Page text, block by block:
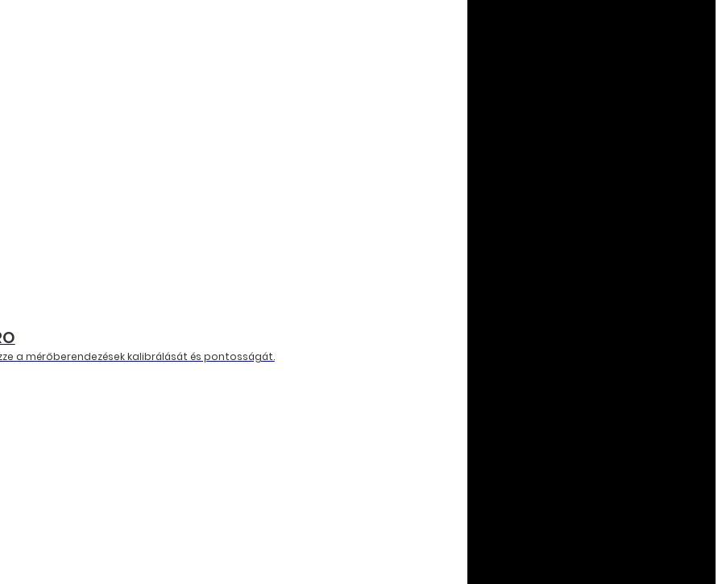
a mérőberendezések kalibrálását és pontosságát.